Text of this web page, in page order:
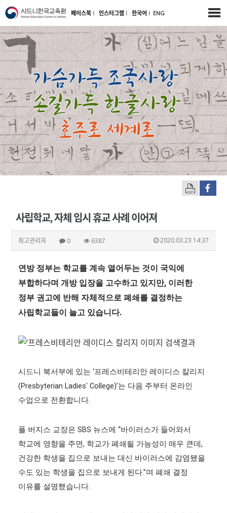
페이스북 l 인스타그램 l 한국어 l ENG
사립학교, 자체 임시 휴교 사례 이어져
최고관리자 0 6387 2020.03.23 14:37
연방 정부는 학교를 계속 열어두는 것이 국익에
부합하다며 개방 입장을 고수하고 있지만, 이러한
정부 권고에 반해 자체적으로 폐쇄를 결정하는
사립학교들이 늘고 있습니다.
시드니 북서부에 있는 ‘프레스비테리안 레이디스 칼리지
(Presbyterian Ladies' College)’는 다음 주부터 온라인
수업으로 전환합니다.
폴 버지스 교장은 SBS 뉴스에 “바이러스가 들어와서
학교에 영향을 주면, 학교가 폐쇄될 가능성이 매우 큰데,
건강한 학생을 집으로 보내는 대신 바이러스에 감염됐을
수도 있는 학생을 집으로 보내게 된다.”며 폐쇄 결정
이유를 설명했습니다.